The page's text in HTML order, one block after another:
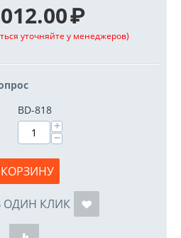
₽
уточняйте у менеджеров)
BD-818
+
−
ОДИН КЛИК